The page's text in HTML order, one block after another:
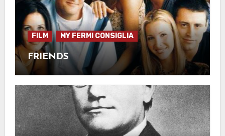
FILM MY FERMI CONSIGLIA
FRIENDS